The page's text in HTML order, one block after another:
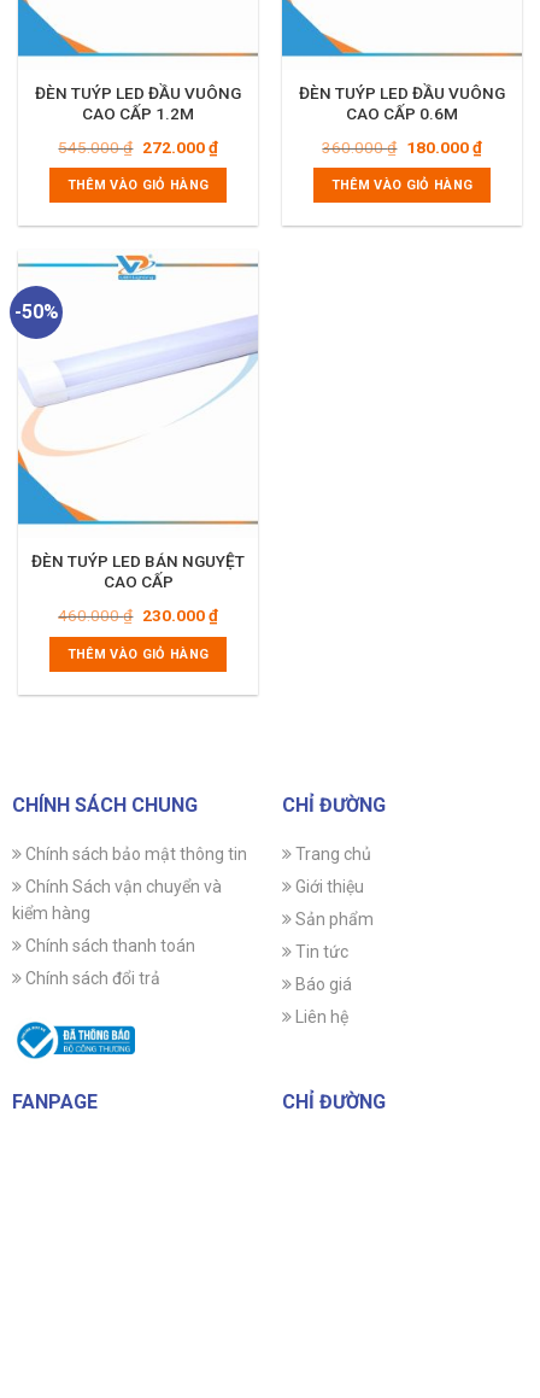
ĐÈN TUÝP LED ĐẦU VUÔNG
CAO CẤP 1.2M
545.000₫ Giá
là:
545.000 ₫.
272.000₫Giá
hiện
272.000 ₫.
THÊM VÀO GIỎ HÀNG
ĐÈN TUÝP LED ĐẦU VUÔNG
CAO CẤP 0.6M
360.000₫ Giá
là:
360.000 ₫.
180.000₫Giá
hiện
THÊM VÀO GIỎ HÀNG
-50%
ĐÈN TUÝP LED BÁN NGUYỆT
CAO CẤP
460.000₫ Giá
là:
460.000 ₫.
230.000₫Giá
hiện
230.000 ₫.
THÊM VÀO GIỎ HÀNG
CHÍNH SÁCH CHUNG
Chính sách bảo mật thông tin
Chính Sách vận chuyển và
kiểm hàng
Chính sách thanh toán
Chính sách đổi trả
CHỈ ĐƯỜNG
Trang chủ
Giới thiệu
Sản phẩm
Tin tức
Báo giá
Liên hệ
FANPAGE CHỈ ĐƯỜNG